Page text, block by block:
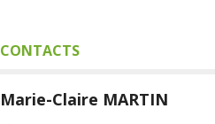
CONTACTS
Marie-Claire MARTIN